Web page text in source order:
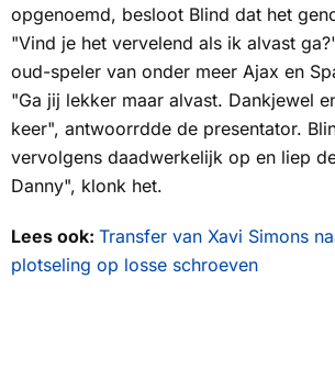
opgenoemd, besloot Blind dat het
"Vind je het vervelend als ik alvast
oud-speler van onder meer Ajax en
"Ga jij lekker maar alvast. Dankjewel
keer", antwoorrdde de presentator.
vervolgens daadwerkelijk op en liep
Danny", klonk het.
Lees ook: Transfer van Xavi Simons
plotseling op losse schroeven